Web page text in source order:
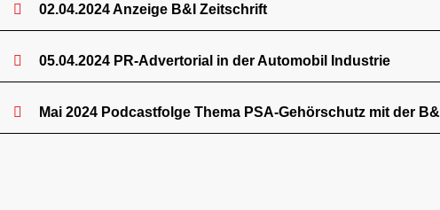
02.04.2024 Anzeige B&I Zeitschrift
05.04.2024 PR-Advertorial in der Automobil Industrie
Mai 2024 Podcastfolge Thema PSA-Gehörschutz mit der B&I